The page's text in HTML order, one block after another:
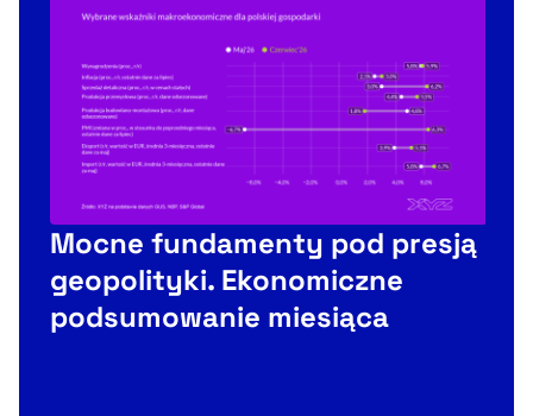
Mocne fundamenty pod presją
geopolityki. Ekonomiczne
podsumowanie miesiąca